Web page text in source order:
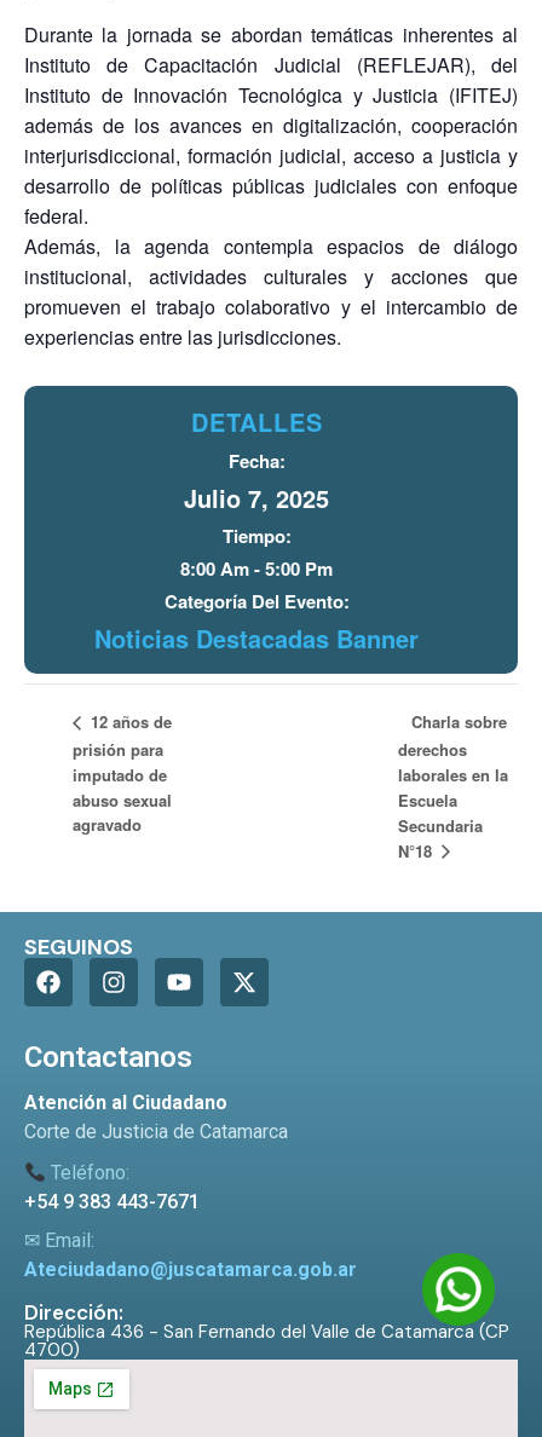
Durante la jornada se abordan temáticas inherentes al
Instituto de Capacitación Judicial (REFLEJAR), del
Instituto de Innovación Tecnológica y Justicia (IFITEJ)
además de los avances en digitalización, cooperación
interjurisdiccional, formación judicial, acceso a justicia y
desarrollo de políticas públicas judiciales con enfoque
federal.
Además, la agenda contempla espacios de diálogo
institucional, actividades culturales y acciones que
promueven el trabajo colaborativo y el intercambio de
experiencias entre las jurisdicciones.
DETALLES
Fecha:
Julio 7, 2025
Tiempo:
8:00 Am - 5:00 Pm
Categoría Del Evento:
Noticias Destacadas Banner
12 años de
prisión para
imputado de
abuso sexual
agravado
Charla sobre
derechos
laborales en la
Escuela
Secundaria
N°18
SEGUINOS
Contactanos
Atención al Ciudadano
Corte de Justicia de Catamarca
Teléfono:
+54 9 383 443-7671
✉ Email:
Ateciudadano@juscatamarca.gob.ar
Dirección:
República 436 - San Fernando del Valle de Catamarca (CP
4700)